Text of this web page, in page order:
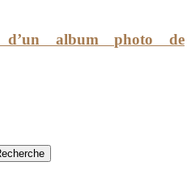
d’un album photo de